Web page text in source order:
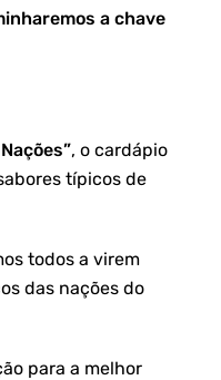
a chave
, o cardápio
típicos de
todos a virem
das nações do
para a melhor